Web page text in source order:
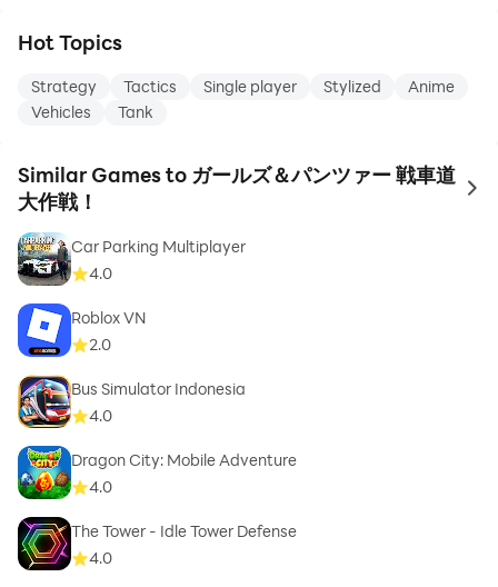
Hot Topics
Strategy Tactics Single player Stylized
Anime
Vehicles
Tank
Similar Games to ガールズ＆パンツァー 戦車道
大作戦！
to
Car Parking Multiplayer
4.0
Roblox VN
2.0
Bus Simulator Indonesia
4.0
Dragon City: Mobile Adventure
4.0
The Tower - Idle Tower Defense
4.0